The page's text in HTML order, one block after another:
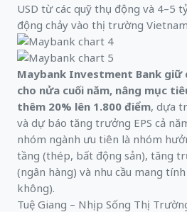
USD từ các quỹ thụ động và 4–5
động chảy vào thị trường
Maybank Investment Bank giữ
cho nửa cuối năm, nâng mục
thêm 20% lên 1.800 điểm, dựa
và dự báo tăng trưởng EPS cả
nhóm ngành ưu tiên là nhóm
tầng (thép, bất động sản), tăng
(ngân hàng) và nhu cầu mang
không).
Tuệ Giang – Nhịp Sống Thị